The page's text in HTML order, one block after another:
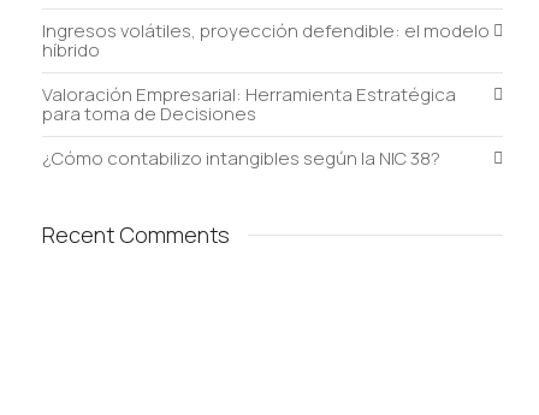
Ingresos volátiles, proyección defendible: el modelo
híbrido
Valoración Empresarial: Herramienta Estratégica
para toma de Decisiones
¿Cómo contabilizo intangibles según la NIC 38?
Recent Comments